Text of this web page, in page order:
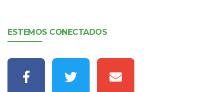
ESTEMOS CONECTADOS